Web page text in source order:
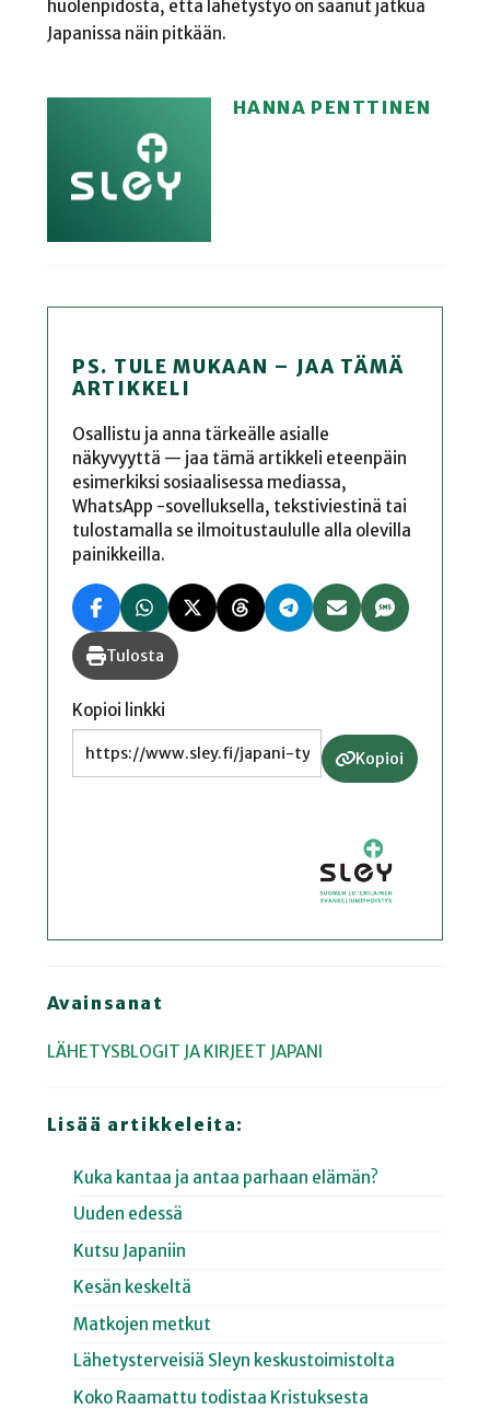
huolenpidosta, että lähetystyö on saanut jatkua
Japanissa näin pitkään.
HANNA PENTTINEN
PS. TULE MUKAAN – JAA TÄMÄ
ARTIKKELI
Osallistu ja anna tärkeälle asialle
näkyvyyttä — jaa tämä artikkeli eteenpäin
esimerkiksi sosiaalisessa mediassa,
WhatsApp -sovelluksella, tekstiviestinä tai
tulostamalla se ilmoitustaululle alla olevilla
painikkeilla.
Tulosta
Kopioi linkki
Kopioi
Avainsanat
LÄHETYSBLOGIT JA KIRJEET JAPANI
Lisää artikkeleita:
Kuka kantaa ja antaa parhaan elämän?
Uuden edessä
Kutsu Japaniin
Kesän keskeltä
Matkojen metkut
Lähetysterveisiä Sleyn keskustoimistolta
Koko Raamattu todistaa Kristuksesta